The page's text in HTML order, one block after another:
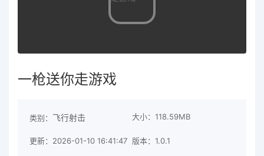
一枪送你走游戏
类别： 飞行射击 大小：118.59MB
更新：2026-01-10 16:41:47 版本：1.0.1